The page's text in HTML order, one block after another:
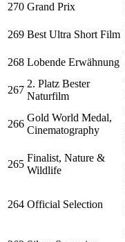
270 Grand Prix
269 Best Ultra Short Film
268 Lobende Erwähnung
267
2. Platz Bester
Naturfilm
266
Gold World Medal,
Cinematography
265
Finalist, Nature &
Wildlife
264 Official Selection